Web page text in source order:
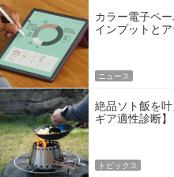
カラー電子ペ
インプットと
ニュース
絶品ソト飯を
ギア適性診断】
トピックス